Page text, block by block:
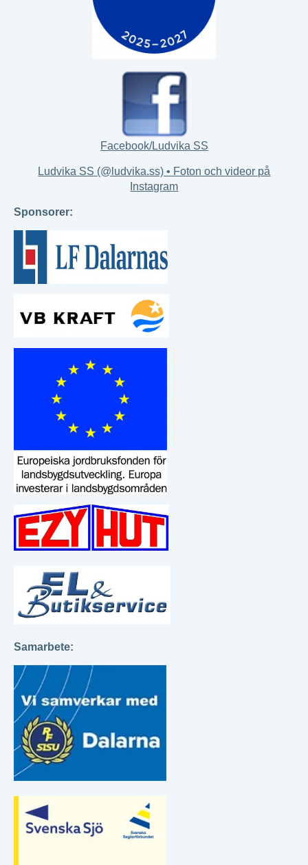
Facebook/Ludvika SS
Ludvika SS (@ludvika.ss) • Foton och videor på
Instagram
Sponsorer:
Samarbete: